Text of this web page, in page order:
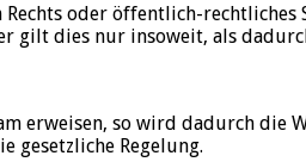
oder öffentlich-rechtliches
dies nur insoweit, als
erweisen, so wird dadurch die
gesetzliche Regelung.